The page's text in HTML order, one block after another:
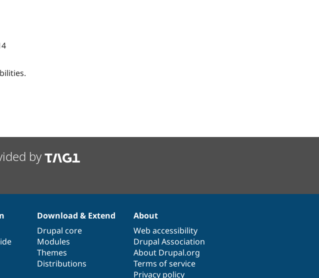
by
Download & Extend
Drupal core
Modules
Themes
Distributions
About
Web accessibility
Drupal Association
About Drupal.org
Terms of service
Privacy policy